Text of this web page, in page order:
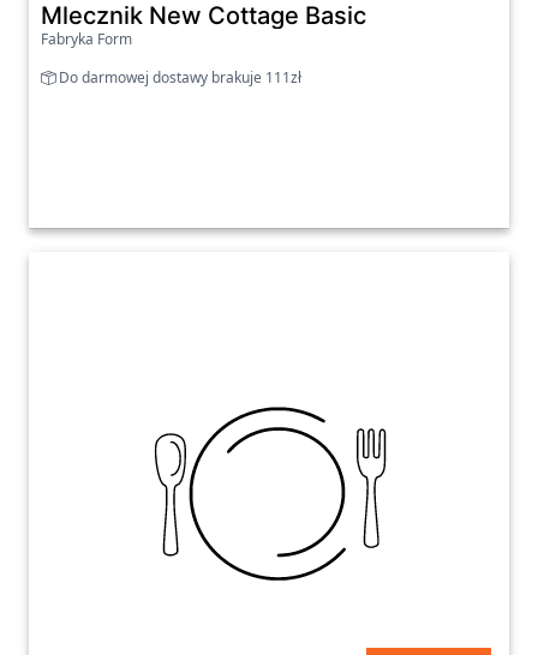
Mlecznik New Cottage Basic
Fabryka Form
Do darmowej dostawy brakuje 111zł